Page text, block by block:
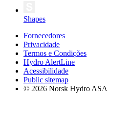
Shapes
Fornecedores
Privacidade
Termos e Condições
Hydro AlertLine
Acessibilidade
Public sitemap
© 2026 Norsk Hydro ASA